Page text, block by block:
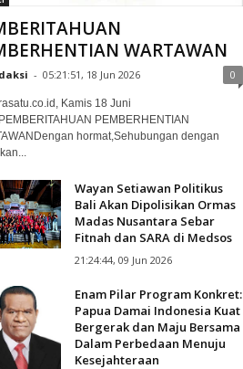
WARTAWAN
- 05:21:51, 18 Jun 2026 0
Kamis 18 Juni
PEMBERHENTIAN
hormat,‎Sehubungan dengan
Wayan Setiawan Politikus
Bali Akan Dipolisikan Ormas
Madas Nusantara Sebar
Fitnah dan SARA di Medsos
21:24:44, 09 Jun 2026
Enam Pilar Program Konkret:
Papua Damai Indonesia Kuat
Bergerak dan Maju Bersama
Dalam Perbedaan Menuju
Kesejahteraan